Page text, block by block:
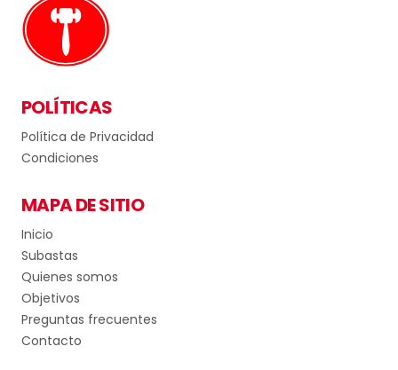
POLÍTICAS
Política de Privacidad
Condiciones
MAPA DE SITIO
Inicio
Subastas
Quienes somos
Objetivos
Preguntas frecuentes
Contacto